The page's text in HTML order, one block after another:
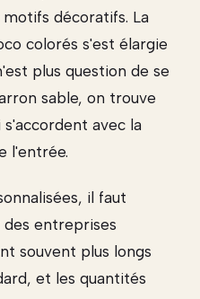
décoratifs. La
colorés s'est élargie
plus question de se
sable, on trouve
avec la
l'entrée.
il faut
entreprises
souvent plus longs
et les quantités